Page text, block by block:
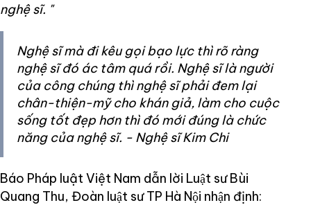
nghệ sĩ. "
Nghệ sĩ mà đi kêu gọi bạo lực thì rõ ràng
nghệ sĩ đó ác tâm quá rồi. Nghệ sĩ là người
của công chúng thì nghệ sĩ phải đem lại
chân-thiện-mỹ cho khán giả, làm cho cuộc
sống tốt đẹp hơn thì đó mới đúng là chức
năng của nghệ sĩ. - Nghệ sĩ Kim Chi
Báo Pháp luật Việt Nam dẫn lời Luật sư Bùi
Quang Thu, Đoàn luật sư TP Hà Nội nhận định: